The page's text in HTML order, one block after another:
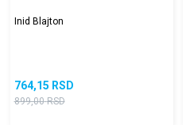
Inid Blajton
764,15 RSD
899,00 RSD